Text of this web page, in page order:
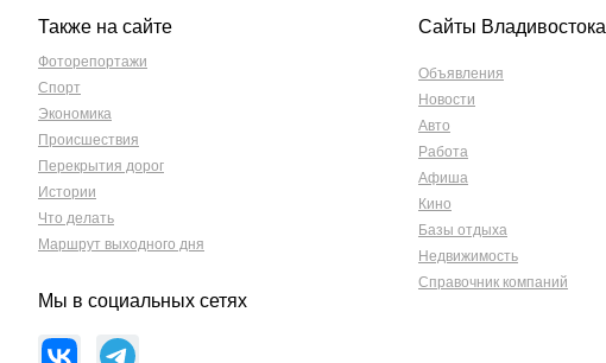
Также на сайте
Фоторепортажи
Спорт
Экономика
Происшествия
Перекрытия дорог
Истории
Что делать
Маршрут выходного дня
Мы в социальных сетях
Сайты Владивостока
Объявления
Новости
Авто
Работа
Афиша
Кино
Базы отдыха
Недвижимость
Справочник компаний